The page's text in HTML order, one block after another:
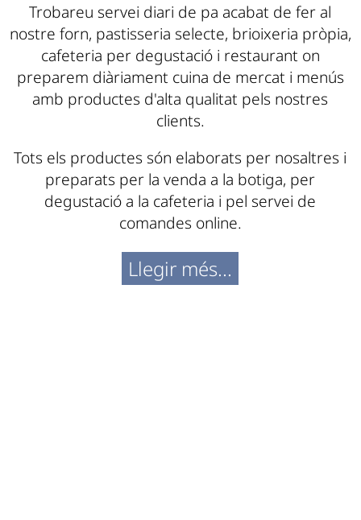
Trobareu servei diari de pa acabat de fer al
nostre forn, pastisseria selecte, brioixeria pròpia,
cafeteria per degustació i restaurant on
preparem diàriament cuina de mercat i menús
amb productes d'alta qualitat pels nostres
clients.
Tots els productes són elaborats per nosaltres i
preparats per la venda a la botiga, per
degustació a la cafeteria i pel servei de
comandes online.
Llegir més...